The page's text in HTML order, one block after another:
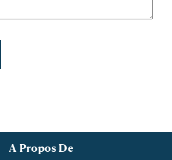
A Propos De